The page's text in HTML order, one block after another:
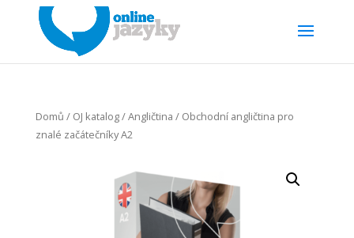
Domů / OJ katalog/Angličtina / Obchodní angličtina pro
znalé začátečníky A2